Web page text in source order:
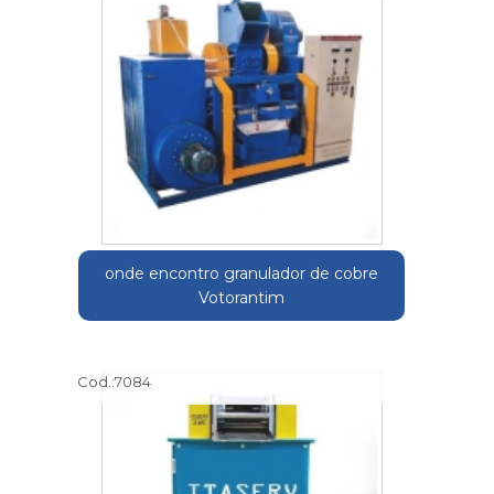
onde encontro granulador de cobre
Votorantim
Cod.:7084